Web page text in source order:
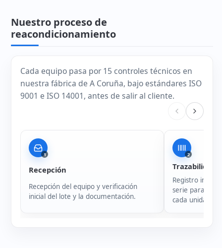
Nuestro proceso de
reacondicionamiento
Cada equipo pasa por 15 controles técnicos en
nuestra fábrica de A Coruña, bajo estándares ISO
9001 e ISO 14001, antes de salir al cliente.
1
Recepción
Recepción del equipo y verificación
inicial del lote y la documentación.
2
Trazabilidad
Registro
serie para
cada unidad.